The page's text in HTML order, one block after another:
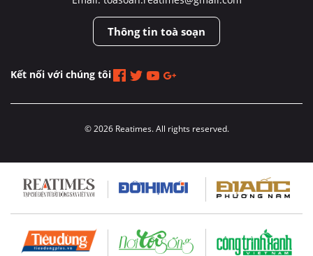
Thông tin toà soạn
Kết nối với chúng tôi
© 2026 Reatimes. All rights reserved.